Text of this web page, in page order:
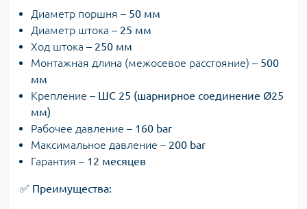
Диаметр поршня – 50 мм
Диаметр штока – 25 мм
Ход штока – 250 мм
Монтажная длина (межосевое расстояние) – 500
мм
Крепление – ШС 25 (шарнирное соединение Ø25
мм)
Рабочее давление – 160 bar
Максимальное давление – 200 bar
Гарантия – 12 месяцев
✅ Преимущества: